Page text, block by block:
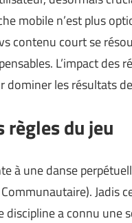
mobile n’est plus
contenu court se
L’impact des
dominer les résultats
règles du jeu
à une danse
). Jadis
discipline a connu une